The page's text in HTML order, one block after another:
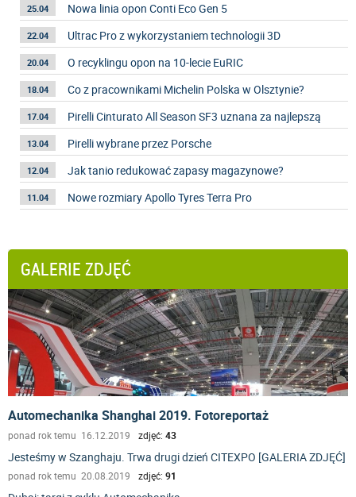
25.04 Nowa linia opon Conti Eco Gen 5
22.04 Ultrac Pro z wykorzystaniem technologii 3D
20.04 O recyklingu opon na 10-lecie EuRIC
18.04 Co z pracownikami Michelin Polska w Olsztynie?
17.04 Pirelli Cinturato All Season SF3 uznana za najlepszą
13.04 Pirelli wybrane przez Porsche
12.04 Jak tanio redukować zapasy magazynowe?
11.04 Nowe rozmiary Apollo Tyres Terra Pro
GALERIE ZDJĘĆ
Automechanika Shanghai 2019. Fotoreportaż
ponad rok temu 16.12.2019 zdjęć: 43
Jesteśmy w Szanghaju. Trwa drugi dzień CITEXPO [GALERIA ZDJĘĆ]
ponad rok temu 20.08.2019 zdjęć: 91